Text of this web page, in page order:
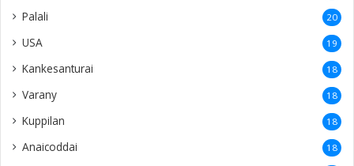
Palali 20
USA 19
Kankesanturai 18
Varany 18
Kuppilan 18
Anaicoddai 18